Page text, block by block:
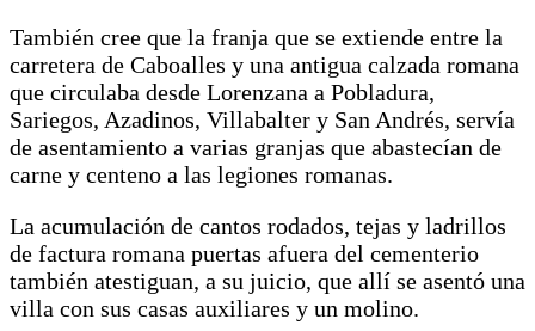
También cree que la franja que se extiende entre la
carretera de Caboalles y una antigua calzada romana
que circulaba desde Lorenzana a Pobladura,
Sariegos, Azadinos, Villabalter y San Andrés, servía
de asentamiento a varias granjas que abastecían de
carne y centeno a las legiones romanas.
La acumulación de cantos rodados, tejas y ladrillos
de factura romana puertas afuera del cementerio
también atestiguan, a su juicio, que allí se asentó una
villa con sus casas auxiliares y un molino.